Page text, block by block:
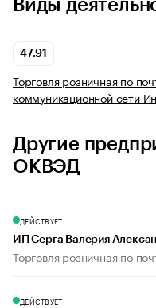
Виды
47.91
Торговля розничная по
коммуникационной сети
Другие
ОКВЭД
ДЕЙСТВУЕТ
ИП Серга Валерия
Торговля розничная по
ДЕЙСТВУЕТ